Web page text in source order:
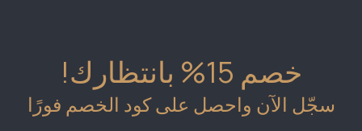
خصم 15% بانتظارك!
سجّل الآن واحصل على كود الخصم فورًا